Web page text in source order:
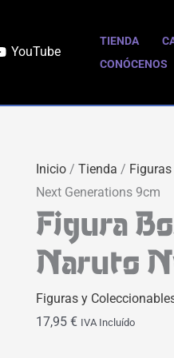
YouTube
TIENDA
CONÓCENOS
Inicio /Tienda /
Next Generations 9cm
Figura
Naruto
Figuras y
17,95€ IVA Incluído
Funko
|
Next
Generations
9cm
cantidad